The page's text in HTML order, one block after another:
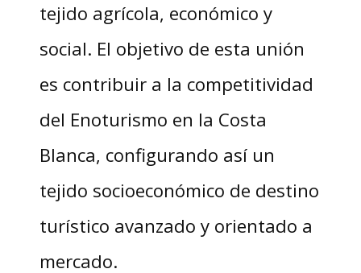
tejido agrícola, económico y
social. El objetivo de esta unión
es contribuir a la competitividad
del Enoturismo en la Costa
Blanca, configurando así un
tejido socioeconómico de destino
turístico avanzado y orientado a
mercado.